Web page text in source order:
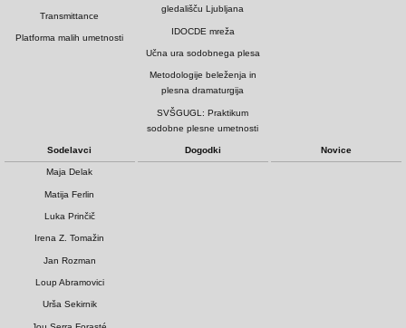
Transmittance
Platforma malih umetnosti
gledališču Ljubljana
IDOCDE mreža
Učna ura sodobnega plesa
Metodologije beleženja in
plesna dramaturgija
SVŠGUGL: Praktikum
sodobne plesne umetnosti
Sodelavci
Maja Delak
Matija Ferlin
Luka Prinčič
Irena Z. Tomažin
Jan Rozman
Loup Abramovici
Urša Sekirnik
Dogodki Novice